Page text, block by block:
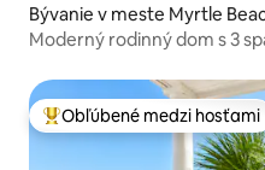
Bývanie v meste Myrtle
Moderný rodinný dom s 3
Najobľúbenejšie medzi
Obľúbené medzi hosťami